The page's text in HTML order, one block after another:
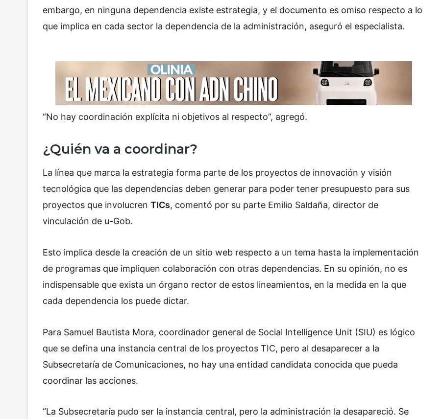
embargo, en ninguna dependencia existe estrategia, y el documento es omiso respecto a lo
que implica en cada sector la dependencia de la administración, aseguró el especialista.
“No hay coordinación explícita ni objetivos al respecto”, agregó.
¿Quién va a coordinar?
La línea que marca la estrategia forma parte de los proyectos de innovación y visión
tecnológica que las dependencias deben generar para poder tener presupuesto para sus
proyectos que involucren TICs, comentó por su parte Emilio Saldaña, director de
vinculación de u-Gob.
Esto implica desde la creación de un sitio web respecto a un tema hasta la implementación
de programas que impliquen colaboración con otras dependencias. En su opinión, no es
indispensable que exista un órgano rector de estos lineamientos, en la medida en la que
cada dependencia los puede dictar.
Para Samuel Bautista Mora, coordinador general de Social Intelligence Unit (SIU) es lógico
que se defina una instancia central de los proyectos TIC, pero al desaparecer a la
Subsecretaría de Comunicaciones, no hay una entidad candidata conocida que pueda
coordinar las acciones.
“La Subsecretaría pudo ser la instancia central, pero la administración la desapareció. Se